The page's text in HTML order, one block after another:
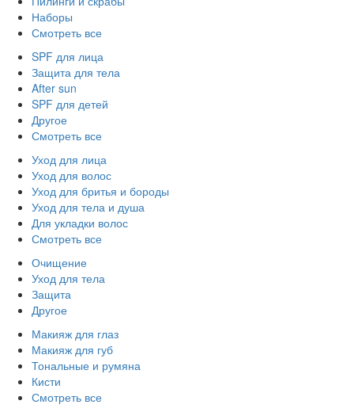
Наборы
Смотреть все
SPF для лица
Защита для тела
After sun
SPF для детей
Другое
Смотреть все
Уход для лица
Уход для волос
Уход для бритья и бороды
Уход для тела и душа
Для укладки волос
Смотреть все
Очищение
Уход для тела
Защита
Другое
Макияж для глаз
Макияж для губ
Тональные и румяна
Кисти
Смотреть все